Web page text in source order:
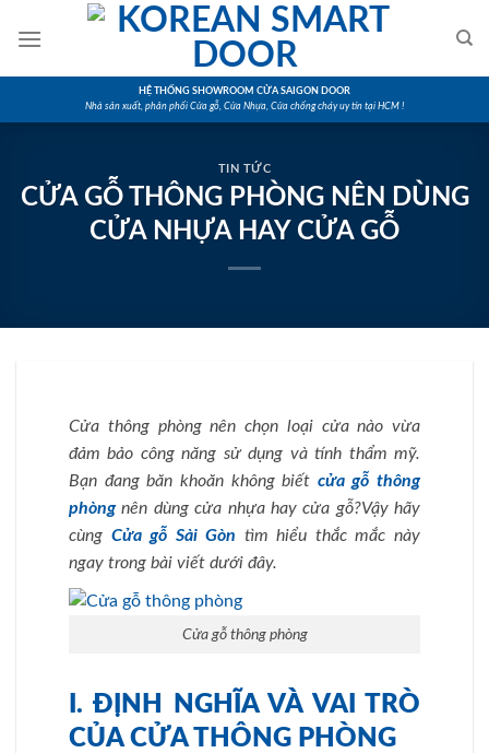
HỆ THỐNG SHOWROOM CỬA SAIGON DOOR
Nhà sản xuất, phân phối Cửa gỗ, Cửa Nhựa, Cửa chống cháy uy tín tại HCM !
TIN TỨC
CỬA GỖ THÔNG PHÒNG NÊN DÙNG
CỬA NHỰA HAY CỬA GỖ
Cửa thông phòng nên chọn loại cửa nào vừa
đảm bảo công năng sử dụng và tính thẩm mỹ.
Bạn đang băn khoăn không biết cửa gỗ thông
phòngnên dùng cửa nhựa hay cửa gỗ?Vậy hãy
cùng Cửa gỗ Sài Gòn tìm hiểu thắc mắc này
ngay trong bài viết dưới đây.
Cửa gỗ thông phòng
I. ĐỊNH NGHĨA VÀ VAI TRÒ
CỦA CỬA THÔNG PHÒNG